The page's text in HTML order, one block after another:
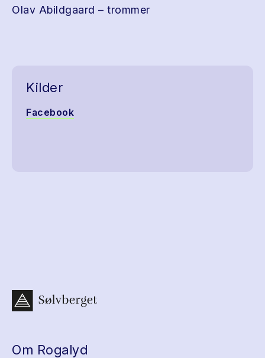
Olav Abildgaard – trommer
Kilder
Facebook
Om Rogalyd